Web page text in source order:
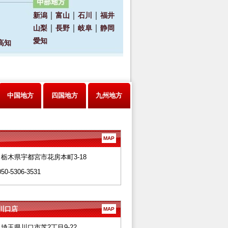
中国地方 四国地方 九州地方
MAP
木県宇都宮市花房本町3-18
5306-3531
口店 MAP